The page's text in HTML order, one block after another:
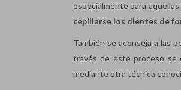
especialmente para
cepillarse los dientes de
También se aconseja a las
través de este proceso se
mediante otra técnica